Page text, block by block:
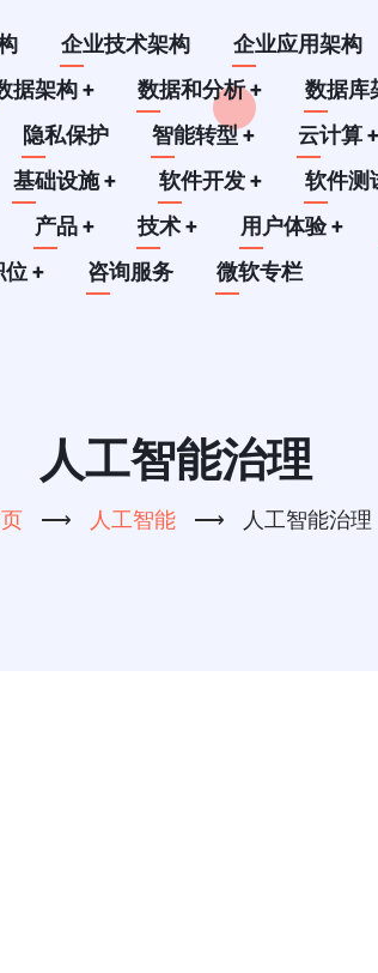
企业技术架构 企业应用架构
据架构+ 数据和分析+ 数据库
隐私保护 智能转型+ 云计算+
基础设施+ 软件开发+ 软件测
产品+ 技术+ 用户体验+
位+ 咨询服务 微软专栏
人工智能治理
⟶ 人工智能 ⟶ 人工智能治理